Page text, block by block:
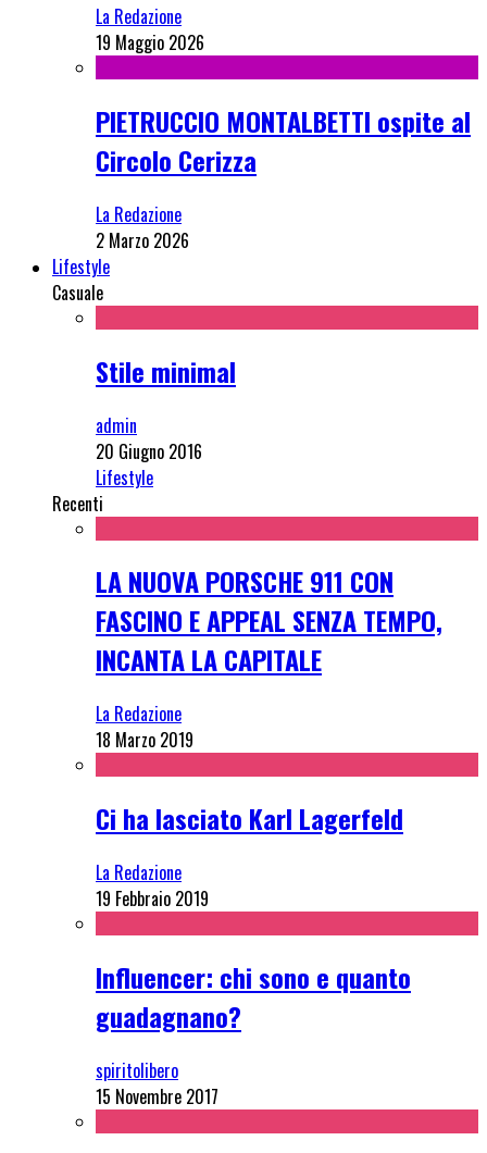
La Redazione
19 Maggio 2026
PIETRUCCIO MONTALBETTI ospite al
Circolo Cerizza
La Redazione
2 Marzo 2026
Lifestyle
Casuale
Stile minimal
admin
20 Giugno 2016
Lifestyle
Recenti
LA NUOVA PORSCHE 911 CON
FASCINO E APPEAL SENZA TEMPO,
INCANTA LA CAPITALE
La Redazione
18 Marzo 2019
Ci ha lasciato Karl Lagerfeld
La Redazione
19 Febbraio 2019
Influencer: chi sono e quanto
guadagnano?
spiritolibero
15 Novembre 2017